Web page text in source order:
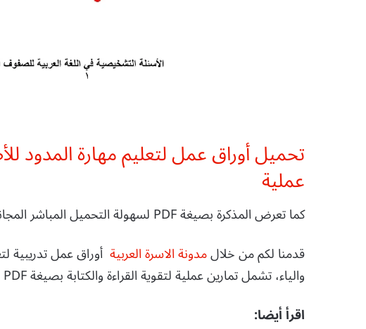
عملية
كما تعرض المذكرة بصيغة PDF لسهولة التحميل المباشر المجاني.
قدمنا لكم من خلالمدونة الاسرة العربية أوراق عمل تدريبية
والياء، تشمل تمارين عملية لتقوية القراءة والكتابة بصيغة PDF جاهزة للطباعة.
اقرأ أيضا: